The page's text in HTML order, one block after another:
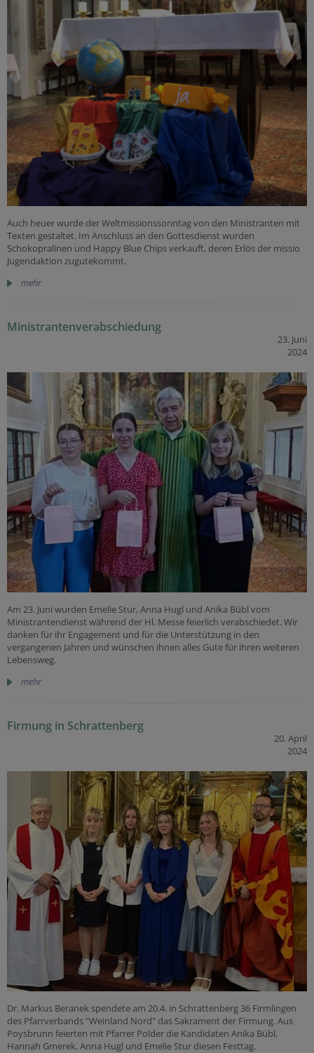
Auch heuer wurde der Weltmissionssonntag von den Ministranten mit
Texten gestaltet. Im Anschluss an den Gottesdienst wurden
Schokopralinen und Happy Blue Chips verkauft, deren Erlös der missio
Jugendaktion zugutekommt.
mehr
Ministrantenverabschiedung
23. Juni
2024
Am 23. Juni wurden Emelie Stur, Anna Hugl und Anika Bübl vom
Ministrantendienst während der Hl. Messe feierlich verabschiedet. Wir
danken für ihr Engagement und für die Unterstützung in den
vergangenen Jahren und wünschen ihnen alles Gute für ihren weiteren
Lebensweg.
mehr
Firmung in Schrattenberg
20. April
2024
Dr. Markus Beranek spendete am 20.4. in Schrattenberg 36 Firmlingen
des Pfarrverbands "Weinland Nord" das Sakrament der Firmung. Aus
Poysbrunn feierten mit Pfarrer Polder die Kandidaten Anika Bübl,
Hannah Gmerek, Anna Hugl und Emelie Stur diesen Festtag.